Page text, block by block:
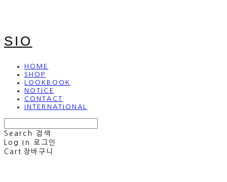
SIO
HOME
SHOP
LOOKBOOK
NOTICE
CONTACT
INTERNATIONAL
Search
검색
Log In
로그인
Cart 장바구니